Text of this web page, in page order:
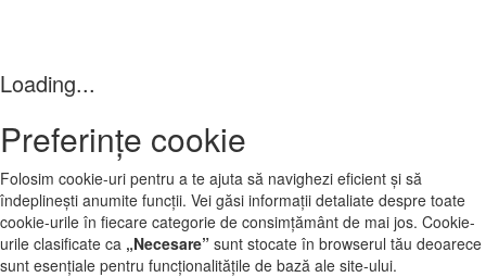
Loading...
Preferințe cookie
Folosim cookie-uri pentru a te ajuta să navighezi eficient și să
îndeplinești anumite funcții. Vei găsi informații detaliate despre toate
cookie-urile în fiecare categorie de consimțământ de mai jos. Cookie-
urile clasificate ca „Necesare” sunt stocate în browserul tău deoarece
sunt esențiale pentru funcționalitățile de bază ale site‑ului.